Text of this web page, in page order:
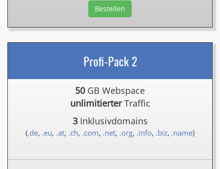
Bestellen
Profi-Pack 2
50 GB Webspace
unlimitierterTraffic
3Inklusivdomains
(.de, .eu, .at, .ch, .com, .net, .org, .info, .biz, .name)